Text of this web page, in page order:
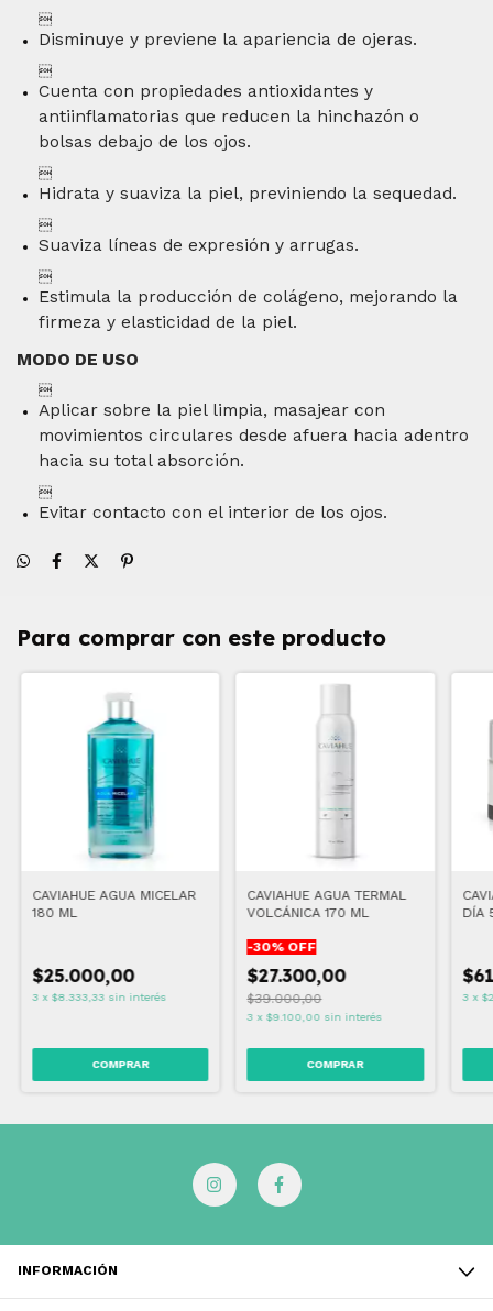

Disminuye y previene la apariencia de ojeras.

Cuenta con propiedades antioxidantes y
antiinflamatorias que reducen la hinchazón o
bolsas debajo de los ojos.

Hidrata y suaviza la piel, previniendo la sequedad.

Suaviza líneas de expresión y arrugas.

Estimula la producción de colágeno, mejorando la
firmeza y elasticidad de la piel.
MODO DE USO

Aplicar sobre la piel limpia, masajear con
movimientos circulares desde afuera hacia adentro
hacia su total absorción.

Evitar contacto con el interior de los ojos.
Para comprar con este producto
CAVIAHUE AGUA MICELAR
180 ML
$25.000,00
3 x $8.333,33 sin interés
CAVIAHUE AGUA TERMAL
VOLCÁNICA 170 ML
-30% OFF
$27.300,00
$39.000,00
3 x $9.100,00 sin interés
DÍA
3 x
INFORMACIÓN